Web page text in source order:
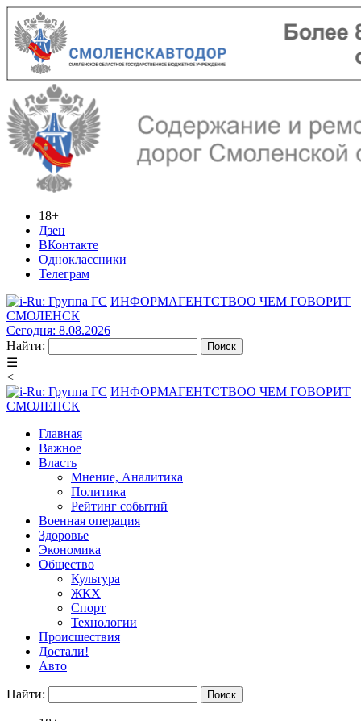
18+
Дзен
ВКонтакте
Одноклассники
Телеграм
ИНФОРМАГЕНТСТВОО ЧЕМ ГОВОРИТ
СМОЛЕНСК
Сегодня: 8.08.2026
Найти:
☰
<
ИНФОРМАГЕНТСТВОО ЧЕМ ГОВОРИТ
СМОЛЕНСК
Главная
Важное
Власть
Мнение, Аналитика
Политика
Рейтинг событий
Военная операция
Здоровье
Экономика
Общество
Культура
ЖКХ
Спорт
Технологии
Происшествия
Достали!
Авто
Найти: